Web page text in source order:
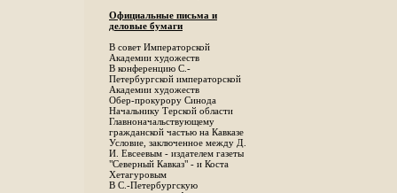
Официальные письма и
деловые бумаги
В совет Императорской
Академии художеств
В конференцию С.-
Петербургской императорской
Академии художеств
Обер-прокурору Синода
Начальнику Терской области
Главноначальствующему
гражданской частью на Кавказе
Условие, заключенное между Д.
И. Евсеевым - издателем газеты
"Северный Кавказ" - и Коста
Хетагуровым
В С.-Петербургскую